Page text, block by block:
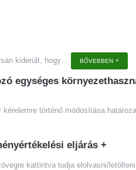
kiderült, hogy… BŐVEBBEN
egységes
történő módosítása
eljárás +
kattintva tudja elolvasni/letölteni